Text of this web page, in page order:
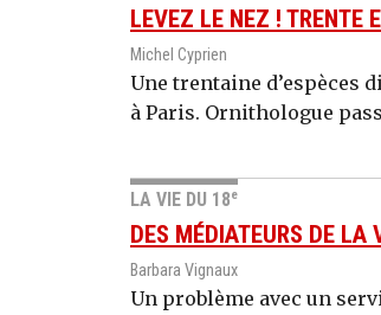
LEVEZ LE NEZ ! TRENTE
Michel Cyprien
Une trentaine d’espèces
à Paris. Ornithologue
LA VIE DU 18e
DES MÉDIATEURS DE
Barbara Vignaux
Un problème avec un